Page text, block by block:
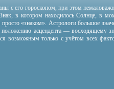
с его гороскопом, при этом
в котором находилось Солнце, в
«знаком». Астрологи большое
асцендента — восходящему
возможным только с учётом всех